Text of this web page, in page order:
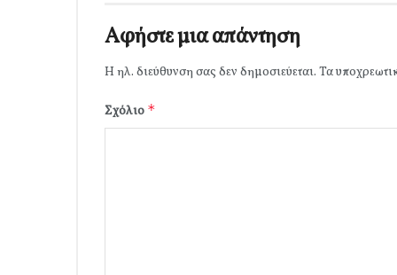
Αφήστε μια απάντηση
Η ηλ. διεύθυνση σας δεν δημοσιεύεται. Τα
Σχόλιο *